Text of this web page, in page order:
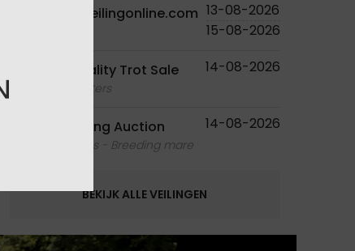
Paardenveilingonline.com 13-08-2026
15-08-2026
Ruislé Quality Trot Sale
foals - youngsters
14-08-2026
Equbreeding Auction
foals - embryos - Breeding mare
14-08-2026
BEKIJK ALLE VEILINGEN